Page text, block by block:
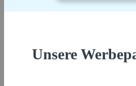
Unsere